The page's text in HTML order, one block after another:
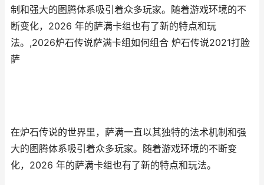
制和强大的图腾体系吸引着众多玩家。随着游戏环境的不
断变化，2026 年的萨满卡组也有了新的特点和玩
法。,2026炉石传说萨满卡组如何组合 炉石传说2021打脸
萨
在炉石传说的世界里，萨满一直以其独特的法术机制和强
大的图腾体系吸引着众多玩家。随着游戏环境的不断变
化，2026 年的萨满卡组也有了新的特点和玩法。